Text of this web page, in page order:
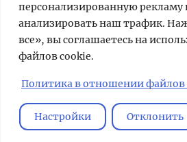
персонализированную рекламу
анализировать наш трафик.
все», вы соглашаетесь на
файлов cookie.
Политика в отношении файлов
Настройки Отклонить
Главная Корзина Избранное
Мы используем cookies
удобной работы сайта.
пользоваться сайтом,
условияобработки
данных